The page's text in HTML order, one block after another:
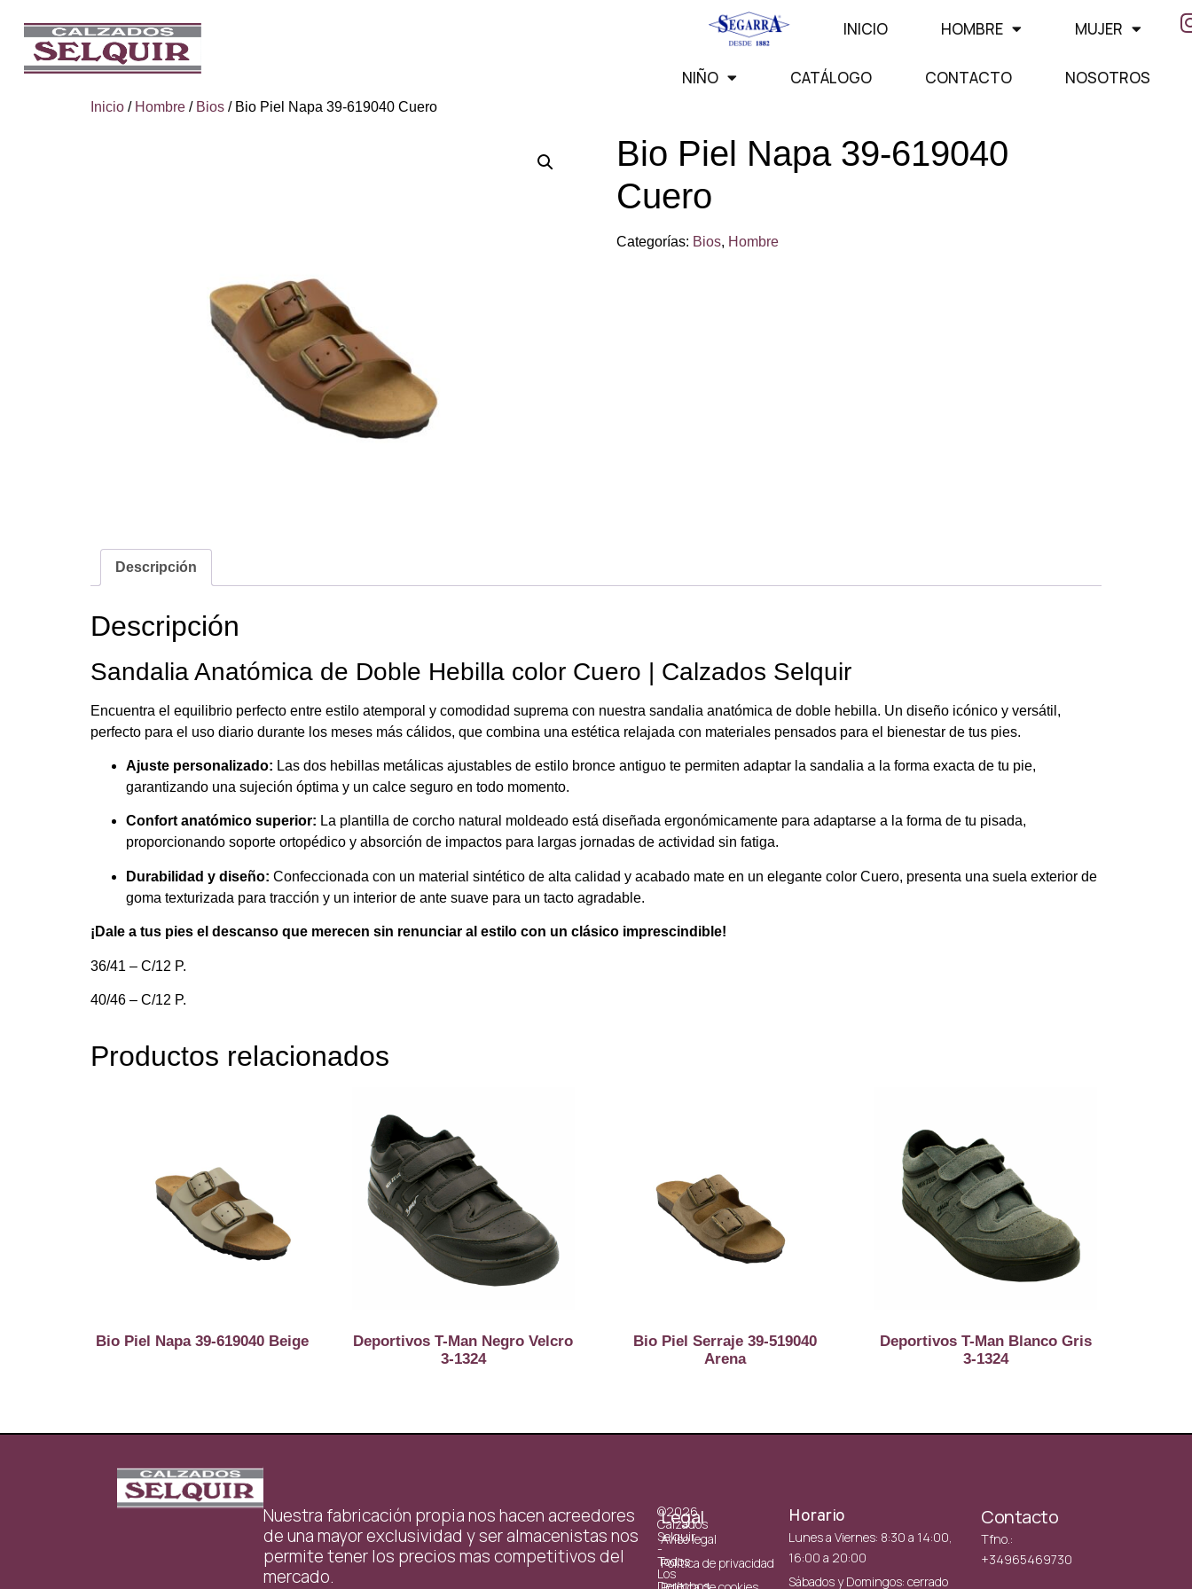
INICIO HOMBRE MUJER
NIÑO CATÁLOGO CONTACTO NOSOTROS
Inicio / Hombre / Bios / Bio Piel Napa 39-619040 Cuero
Bio Piel Napa 39-619040
Cuero
Categorías: Bios, Hombre
Descripción
Descripción
Sandalia Anatómica de Doble Hebilla color Cuero | Calzados Selquir
Encuentra el equilibrio perfecto entre estilo atemporal y comodidad suprema con nuestra sandalia anatómica de doble hebilla. Un diseño icónico y versátil,
perfecto para el uso diario durante los meses más cálidos, que combina una estética relajada con materiales pensados para el bienestar de tus pies.
Ajuste personalizado: Las dos hebillas metálicas ajustables de estilo bronce antiguo te permiten adaptar la sandalia a la forma exacta de tu pie,
garantizando una sujeción óptima y un calce seguro en todo momento.
Confort anatómico superior: La plantilla de corcho natural moldeado está diseñada ergonómicamente para adaptarse a la forma de tu pisada,
proporcionando soporte ortopédico y absorción de impactos para largas jornadas de actividad sin fatiga.
Durabilidad y diseño: Confeccionada con un material sintético de alta calidad y acabado mate en un elegante color Cuero, presenta una suela exterior de
goma texturizada para tracción y un interior de ante suave para un tacto agradable.
¡Dale a tus pies el descanso que merecen sin renunciar al estilo con un clásico imprescindible!
36/41 – C/12 P.
40/46 – C/12 P.
Productos relacionados
Bio Piel Napa 39-619040 Beige
Deportivos T-Man Negro Velcro
3-1324
Bio Piel Serraje 39-519040
Arena
Deportivos T-Man Blanco Gris
3-1324
Nuestra fabricación propia nos hacen acreedores
de una mayor exclusividad y ser almacenistas nos
permite tener los precios mas competitivos del
mercado.
©2026
Calzados
Selquir
-
Todos
Los
Legal
Aviso legal
Política de privacidad
Horario
Lunes a Viernes: 8:30 a 14:00,
16:00 a 20:00
Sábados y Domingos: cerrado
Contacto
Tfno.:
+34965469730